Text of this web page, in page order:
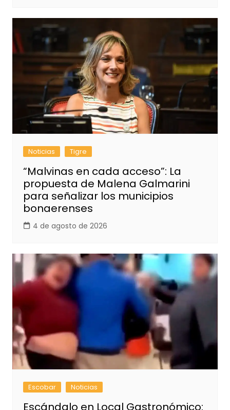
Noticias Tigre
“Malvinas en cada acceso”: La
propuesta de Malena Galmarini
para señalizar los municipios
bonaerenses
4 de agosto de 2026
Escobar Noticias
Escándalo en Local Gastronómico: